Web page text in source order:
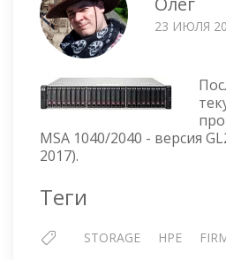
23 ИЮЛЯ
MSA 1040/2040 - версия
2017).
Теги
STORAGE HPE